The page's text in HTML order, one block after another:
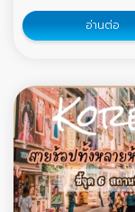
ทุกที่กัน!)
อ่านต่อ